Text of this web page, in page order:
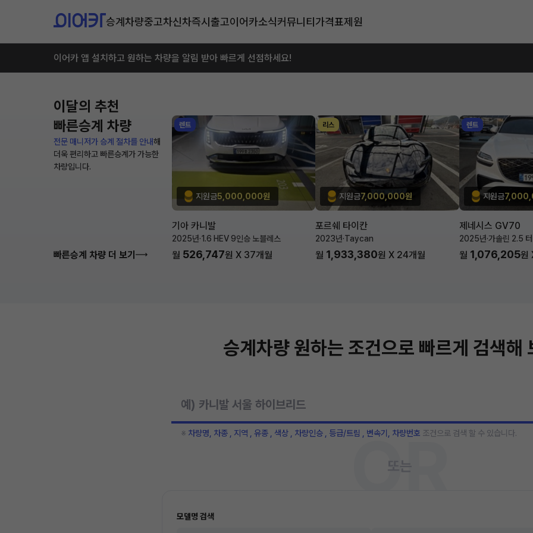
승계차량중고차신차즉시출고이어카소식커뮤니티가격표제원
이어카 앱 설치하고 원하는 차량을 알림 받아 빠르게 선점하세요!
이달의 추천
빠른승계 차량
전문 매니저가 승계 절차를 안내해
더욱 편리하고 빠른승계가 가능한
차량입니다.
빠른승계 차량 더 보기
렌트
지원금5,000,000원
기아 카니발
2025년·1.6 HEV 9인승 노블레스
월 526,747원 X 37개월
리스
지원금7,000,000원
포르쉐 타이칸
2023년·Taycan
월 1,933,380원 X 24개월
렌트
지원금
제네시스 GV70
2025년·가솔린 2.5
월 1,076,205원
승계차량 원하는 조건으로 빠르게 검색해
※ 차량명, 차종 , 지역 , 유종 , 색상 , 차량인승 , 등급/트림 , 변속기, 차량번호 조건으로 검색 할 수 있습니다.
OR
또는
모델명 검색